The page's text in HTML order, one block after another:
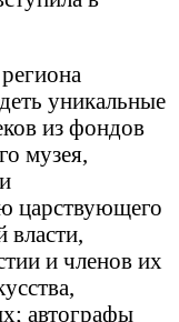
уникальные
из фондов
музея,
царствующего
власти,
и членов их
автографы